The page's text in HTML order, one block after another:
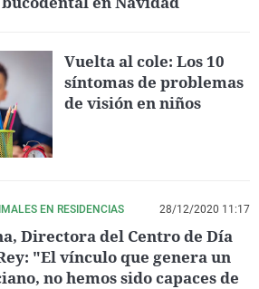
Vuelta al cole: Los 10
síntomas de problemas
de visión en niños
EN RESIDENCIAS 28/12/2020 11:17
Directora del Centro de Día
"El vínculo que genera un
no hemos sido capaces de